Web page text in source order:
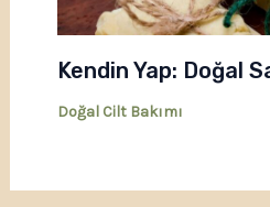
Kendin Yap: Doğal
Doğal Cilt Bakımı